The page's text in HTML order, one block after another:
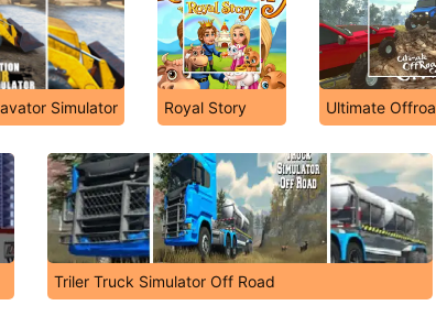
Simulator Royal Story Ultimate
Triler Truck Simulator Off Road